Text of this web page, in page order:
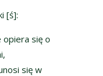
[ś]:
opiera się o
się w